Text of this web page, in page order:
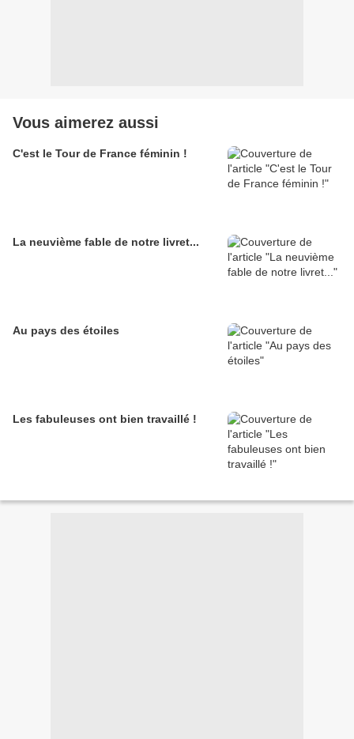
Vous aimerez aussi
C'est le Tour de France féminin !
La neuvième fable de notre livret...
Au pays des étoiles
Les fabuleuses ont bien travaillé !